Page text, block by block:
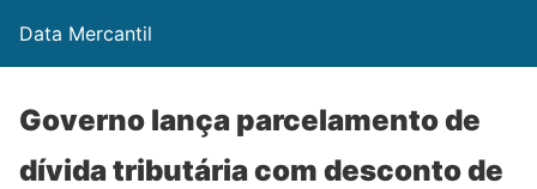
Data Mercantil
Governo lança parcelamento de
dívida tributária com desconto de